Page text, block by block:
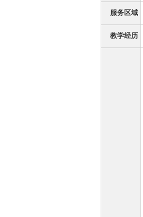
服务区域
教学经历